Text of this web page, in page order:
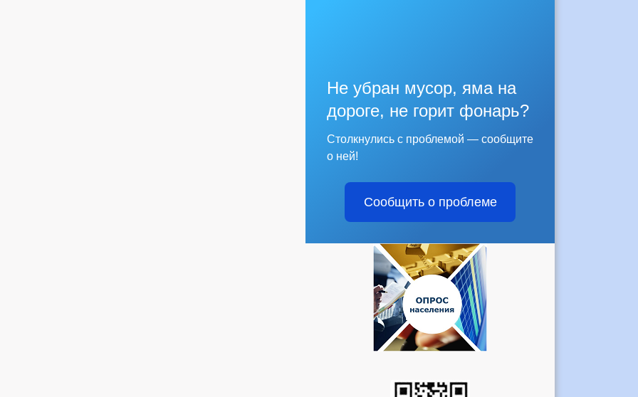
Не убран мусор, яма на
дороге, не горит фонарь?
Столкнулись с проблемой — сообщите
о ней!
Сообщить о проблеме